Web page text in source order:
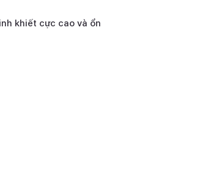
khiết cực cao và ổn